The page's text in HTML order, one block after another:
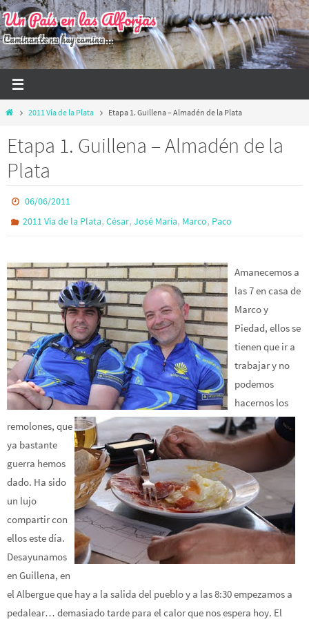
Ir
al
contenido
Un País en las Alforjas
Caminante no hay camino...
Inicio2011 Vía de la Plata Etapa 1. Guillena – Almadén de la Plata
Etapa 1. Guillena – Almadén de la
Plata
06/06/2011
2011 Vía de la Plata,César,José María, Marco, Paco
Amanecemos a
las 7 en casa de
Marco y
Piedad, ellos se
tienen que ir a
trabajar y no
podemos
hacernos los
remolones, que
ya bastante
guerra hemos
dado. Ha sido
un lujo
compartir con
ellos este día.
Desayunamos
en Guillena, en
el Albergue que hay a la salida del pueblo y a las 8:30 empezamos a
pedalear… demasiado tarde para el calor que nos espera hoy. El